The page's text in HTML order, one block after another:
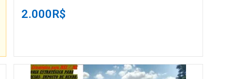
2.000R$